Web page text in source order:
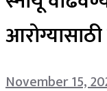
November 15,